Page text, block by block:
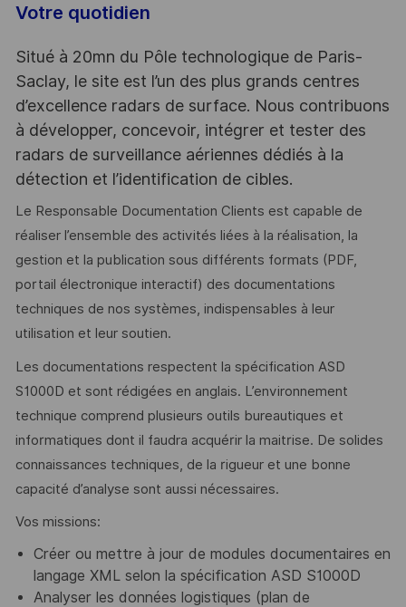
Votre quotidien
Situé à 20mn du Pôle technologique de Paris-
Saclay, le site est l’un des plus grands centres
d’excellence radars de surface. Nous contribuons
à développer, concevoir, intégrer et tester des
radars de surveillance aériennes dédiés à la
détection et l’identification de cibles.
Le Responsable Documentation Clients est capable de
réaliser l’ensemble des activités liées à la réalisation, la
gestion et la publication sous différents formats (PDF,
portail électronique interactif) des documentations
techniques de nos systèmes, indispensables à leur
utilisation et leur soutien.
Les documentations respectent la spécification ASD
S1000D et sont rédigées en anglais. L’environnement
technique comprend plusieurs outils bureautiques et
informatiques dont il faudra acquérir la maitrise. De solides
connaissances techniques, de la rigueur et une bonne
capacité d’analyse sont aussi nécessaires.
Vos missions:
Créer ou mettre à jour de modules documentaires en
langage XML selon la spécification ASD S1000D
Analyser les données logistiques (plan de